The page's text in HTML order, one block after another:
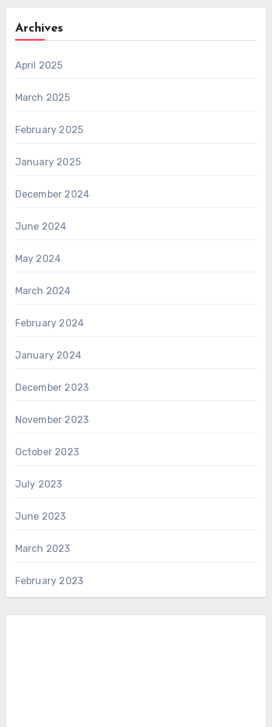
Archives
April 2025
March 2025
February 2025
January 2025
December 2024
June 2024
May 2024
March 2024
February 2024
January 2024
December 2023
November 2023
October 2023
July 2023
June 2023
March 2023
February 2023